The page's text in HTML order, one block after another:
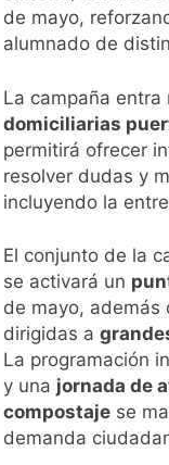
de mayo,
alumnado de
La campaña entra
domiciliarias
permitirá ofrecer
resolver dudas y
incluyendo la
El conjunto de la
se activará un
de mayo, además
dirigidas a
La programación
y una jornada de
compostajese
demanda